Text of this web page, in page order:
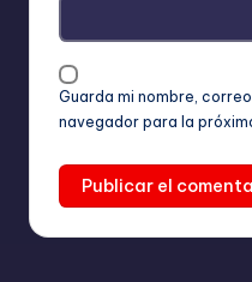
Guarda mi nombre,
navegador para la